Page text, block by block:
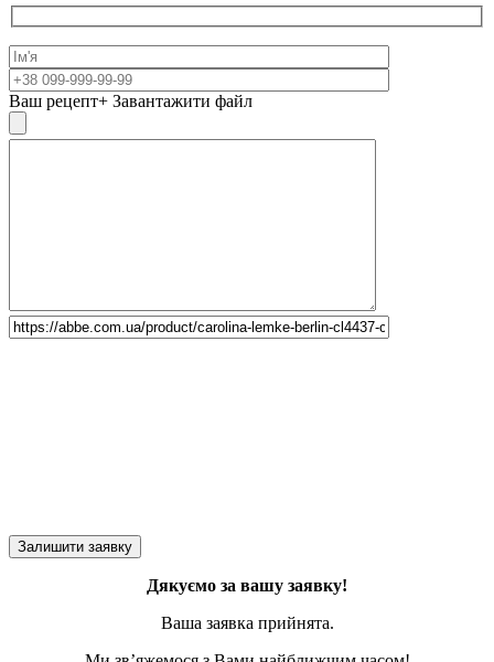
Ваш рецепт+ Завантажити файл
Дякуємо за вашу заявку!
Ваша заявка прийнята.